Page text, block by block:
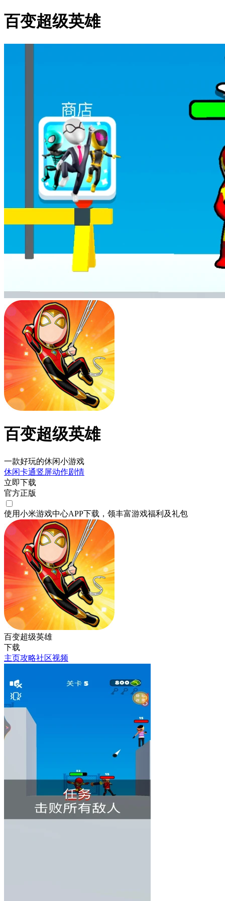
百变超级英雄
百变超级英雄
一款好玩的休闲小游戏
休闲卡通竖屏动作剧情
立即下载
官方正版
使用小米游戏中心APP下载 ，领丰富游戏福利 及礼包
百变超级英雄
下载
主页攻略社区视频